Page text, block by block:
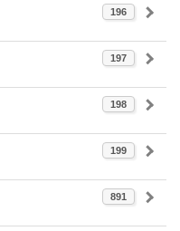
196
197
198
199
891